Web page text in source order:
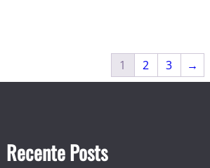
1 2 3 →
Recente Posts